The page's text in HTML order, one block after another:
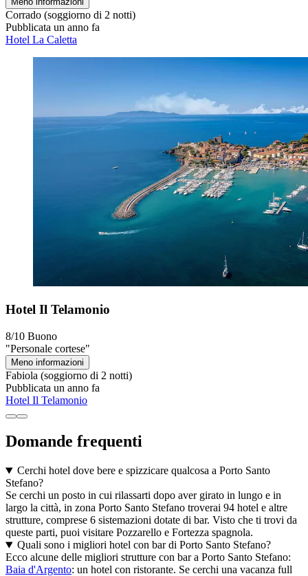
Corrado (soggiorno di 2 notti)
Pubblicata un anno fa
Hotel La Caletta
Hotel Il Telamonio
8/10 Buono
"Personale cortese"
Meno informazioni
Fabiola (soggiorno di 2 notti)
Pubblicata un anno fa
Hotel Il Telamonio
Domande frequenti
Cerchi hotel dove bere e spizzicare qualcosa a Porto Santo
Stefano?
Se cerchi un posto in cui rilassarti dopo aver girato in lungo e in
largo la città, in zona Porto Santo Stefano troverai 94 hotel e altre
strutture, comprese 6 sistemazioni dotate di bar. Visto che ti trovi da
queste parti, puoi visitare Pozzarello e Fortezza spagnola.
Quali sono i migliori hotel con bar di Porto Santo Stefano?
Ecco alcune delle migliori strutture con bar a Porto Santo Stefano:
Baia d'Argento: un hotel con ristorante. Se cerchi una vacanza full